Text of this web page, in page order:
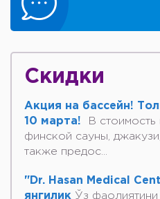
Скидки
Акция на бассейн!
10 марта!
В стоимость
финской сауны,
также предос...
"Dr. Hasan Medical
янгилик Ўз